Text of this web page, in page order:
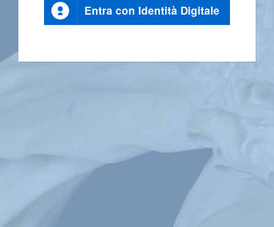
Entra con Identità Digitale